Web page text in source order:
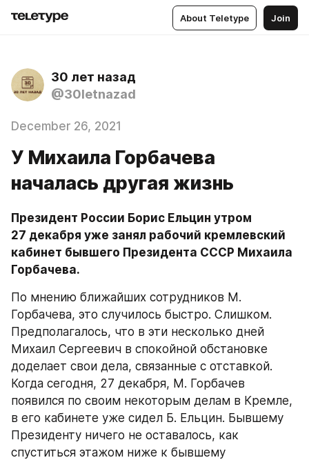
About Teletype Join
30 лет назад
@30letnazad
December 26, 2021
У Михаила Горбачева
началась другая жизнь
Президент России Борис Ельцин утром
27 декабря уже занял рабочий кремлевский
кабинет бывшего Президента СССР Михаила
Горбачева.
По мнению ближайших сотрудников М.
Горбачева, это случилось быстро. Слишком.
Предполагалось, что в эти несколько дней
Михаил Сергеевич в спокойной обстановке
доделает свои дела, связанные с отставкой.
Когда сегодня, 27 декабря, М. Горбачев
появился по своим некоторым делам в Кремле,
в его кабинете уже сидел Б. Ельцин. Бывшему
Президенту ничего не оставалось, как
спуститься этажом ниже к бывшему